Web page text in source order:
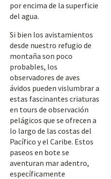
por encima de la superficie
del agua.
Si bien los avistamientos
desde nuestro refugio de
montaña son poco
probables, los
observadores de aves
ávidos pueden vislumbrar a
estas fascinantes criaturas
en tours de observación
pelágicos que se ofrecen a
lo largo de las costas del
Pacífico y el Caribe. Estos
paseos en bote se
aventuran mar adentro,
específicamente